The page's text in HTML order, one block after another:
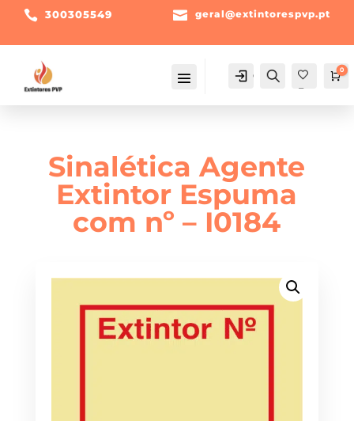
 300305549  geral@extintorespvp.pt
Conta
Pesquisa
Fav
0
Sinalética Agente
Extintor Espuma
com nº – I0184